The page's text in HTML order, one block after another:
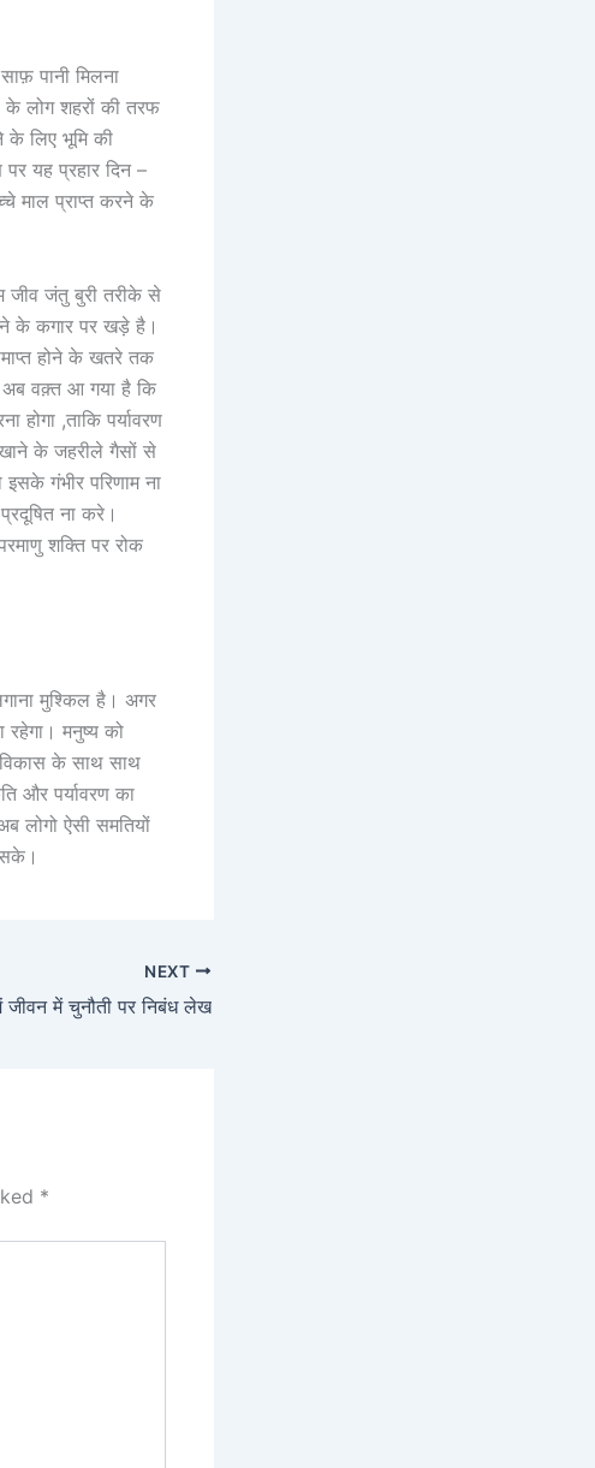
पानी मिलना
के लोग शहरों की तरफ
के लिए भूमि की
यह प्रहार दिन –
माल प्राप्त करने के
जीव जंतु बुरी तरीके से
के कगार पर खड़े है।
होने के खतरे तक
अब वक़्त आ गया है कि
,ताकि पर्यावरण
के जहरीले गैसों से
गंभीर परिणाम ना
ना करे।
शक्ति पर रोक
मुश्किल है। अगर
रहेगा। मनुष्य को
के साथ साथ
और पर्यावरण का
लोगो ऐसी समतियों
NEXT
जीवन में चुनौती पर निबंध लेख
*